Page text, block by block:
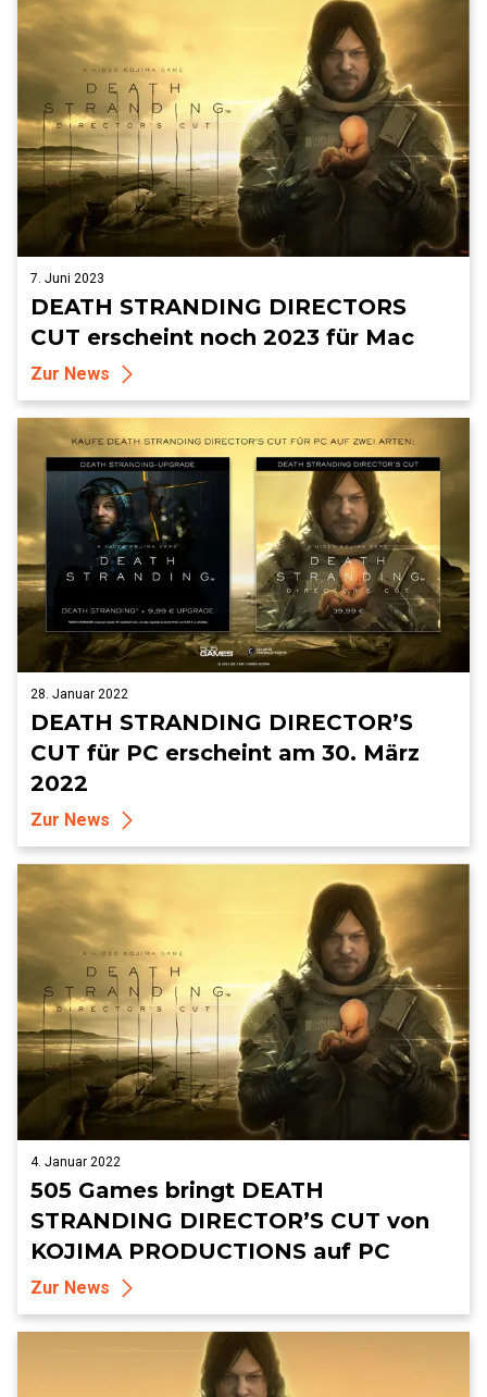
7. Juni 2023
DEATH STRANDING DIRECTORS
CUT erscheint noch 2023 für Mac
Zur News
28. Januar 2022
DEATH STRANDING DIRECTOR’S
CUT für PC erscheint am 30. März
2022
Zur News
4. Januar 2022
505 Games bringt DEATH
STRANDING DIRECTOR’S CUT von
KOJIMA PRODUCTIONS auf PC
Zur News